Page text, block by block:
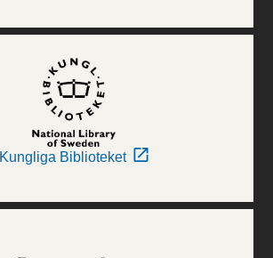
Kungliga Biblioteket